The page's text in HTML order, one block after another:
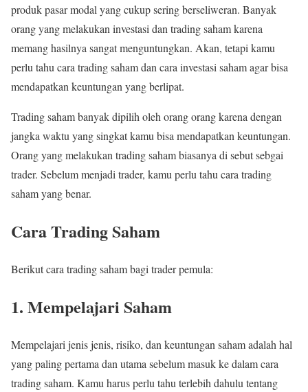
produk pasar modal yang cukup sering berseliweran. Banyak
orang yang melakukan investasi dan trading saham karena
memang hasilnya sangat menguntungkan. Akan, tetapi kamu
perlu tahu cara trading saham dan cara investasi saham agar bisa
mendapatkan keuntungan yang berlipat.
Trading saham banyak dipilih oleh orang orang karena dengan
jangka waktu yang singkat kamu bisa mendapatkan keuntungan.
Orang yang melakukan trading saham biasanya di sebut sebgai
trader. Sebelum menjadi trader, kamu perlu tahu cara trading
saham yang benar.
Cara Trading Saham
Berikut cara trading saham bagi trader pemula:
1. Mempelajari Saham
Mempelajari jenis jenis, risiko, dan keuntungan saham adalah hal
yang paling pertama dan utama sebelum masuk ke dalam cara
trading saham. Kamu harus perlu tahu terlebih dahulu tentang